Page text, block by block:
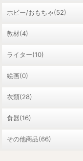
ホビー/おもちゃ(52)
教材(4)
ライター(10)
絵画(0)
衣類(28)
食器(16)
その他商品(66)